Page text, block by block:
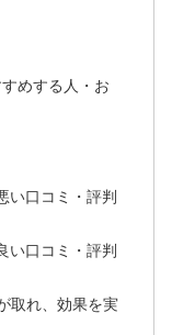
めする人・お
い口コミ・評判
い口コミ・評判
取れ、効果を実